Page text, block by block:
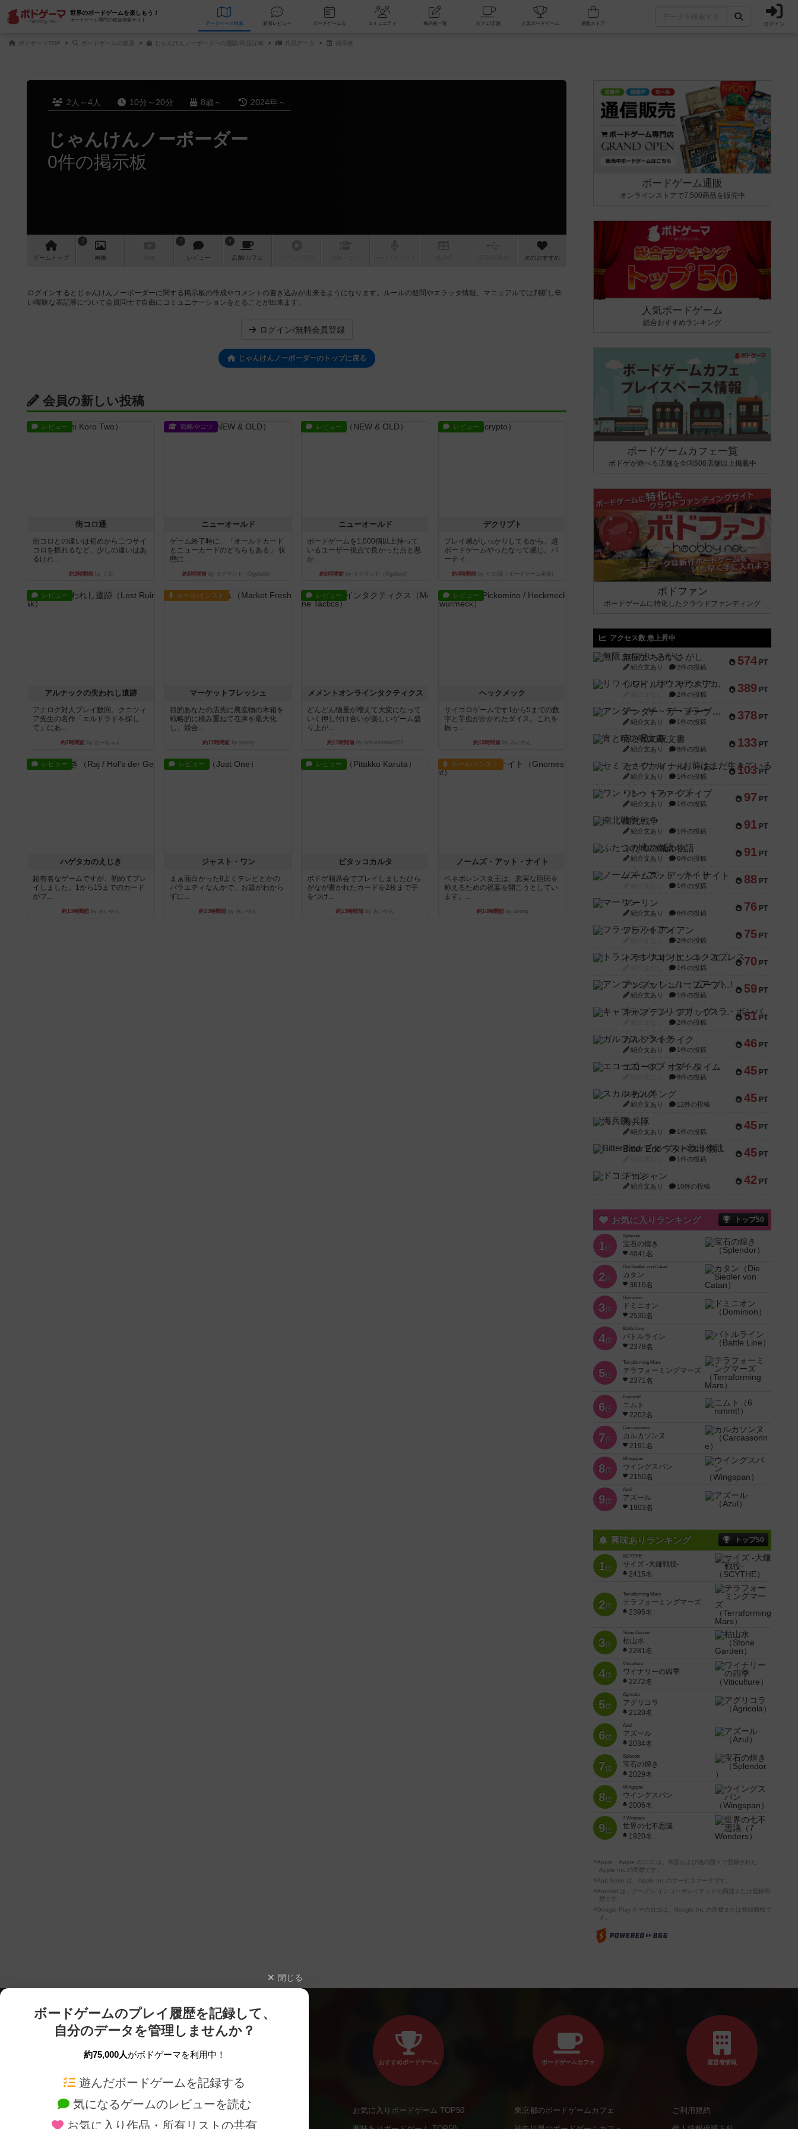
世界のボードゲームを楽しもう！
ボードゲーム専門の総合情報サイト
データベース 検索 新着レビュー ボードゲーム会 コミュニティ 掲示板一覧 カフェ/店舗 人気ボードゲーム ログイン
ボドゲーマTOP ボードゲームの検索 じゃんけんノーボーダーの通販/商品詳細 作品データ 掲示板
2人～4人 10分～20分 8歳～ 2024年～
じゃんけんノーボーダー
0件の掲示板
ゲーム トップ
2
画像
2
レビュー
8
店舗/カフェ 次のおすすめ
ログインするとじゃんけんノーボーダーに関する掲示板の作成やコメントの書き込みが出来るようになります。ルールの疑問やエラッタ情報、マニュアルでは判断し辛
い曖昧な表記等について会員同士で自由にコミュニケーションをとることが出来ます。
ログイン/無料会員登録
じゃんけんノーボーダーのトップに戻る
会員の新しい投稿
レビュー
街コロ通
街コロとの違いは初めから二つサイ
コロを振れるなど、少しの違いはあ
るけれ...
約2時間前by くみ
戦略やコツ
ニューオールド
ゲーム終了時に、「オールドカード
とニューカードのどちらもある」 状
態に...
約3時間前 by オグランド（Oguland）
レビュー
ニューオールド
ボードゲームを1,000個以上持って
いるユーザー視点で良かった点と悪
か...
約3時間前 by オグランド（Oguland）
レビュー
デクリプト
プレイ感がしっかりしてるから、超
ボードゲームやったなって感じ。パ
ーティ...
約4時間前by ヒロ(新！ボードゲーム家族)
レビュー
アルナックの失われし遺跡
アナログ対人プレイ数回。クニツィ
ア先生の名作「エルドラドを探し
て」にあ...
約7時間前 by おーちゃん
ルール/インスト
マーケットフレッシュ
目的あなたの店先に農産物の木箱を
戦略的に積み重ねて在庫を最大化
し、競合...
約11時間前by jurong
レビュー
メメントオンラインタクティクス
どんどん物量が増えて大変になって
いく押し付け合いが楽しいゲーム盛
り上が...
約11時間前 by nekomanma222
レビュー
ヘックメック
サイコロゲームです1から5までの数
字と芋虫がかかれたダイス。これを
振っ...
約13時間前 by みいやん
レビュー
ハゲタカのえじき
超有名なゲームですが、初めてプレ
イしました。1から15までのカード
がプ...
約13時間前 by みいやん
レビュー
ジャスト・ワン
まぁ面白かった‼️よくテレビとかの
バラエティなんかで、お題がわから
ずに...
約13時間前 by みいやん
レビュー
ピタッコカルタ
ボドゲ相席会でプレイしましたひら
がなが書かれたカードを2枚まで手
をつけ...
約13時間前 by みいやん
ルール/インスト
ノームズ・アット・ナイト
ベネボレンス女王は、忠実な臣民を
称えるための祝宴を開こうとしてい
ます。...
約14時間前by jurong
ボードゲーム通販
オンラインストアで7,500商品を販売中
人気ボードゲーム
総合おすすめランキング
ボードゲームカフェ一覧
ボドゲが遊べる店舗を全国500店舗以上掲載中
ボドファン
ボードゲームに特化したクラウドファンディング
アクセス数 急上昇中
574 PT
無限まちがいさがし
紹介文あり 2件の投稿
389 PT
リワイルド：サウスアメリカ
2件の投稿
378 PT
アンダー・ザ・テーブラー
紹介文あり 1件の投稿
133 PT
宵と暁の呪文書
紹介文あり 8件の投稿
103 PT
セミファイナル ～お前はまだ生きている～
紹介文あり 1件の投稿
97 PT
ワン・トゥ・ファイブ
紹介文あり 1件の投稿
91 PT
南北戦争
紹介文あり 1件の投稿
91 PT
ふたつの城の物語
紹介文あり 6件の投稿
88 PT
ノームズ・アット・ナイト
1件の投稿
76 PT
マーリン
紹介文あり 6件の投稿
75 PT
フラットアイアン
2件の投稿
70 PT
トランスオリエント・エクスプレス
1件の投稿
59 PT
アンブッシュ！：ムーブアウト！
紹介文あり 1件の投稿
51 PT
キャプテン・フリップ：イスラ・ボンバ
2件の投稿
46 PT
ガルフストライク
紹介文あり 1件の投稿
45 PT
エコーズ・オブ・タイム
8件の投稿
45 PT
スカルキング
紹介文あり 12件の投稿
45 PT
海兵隊
紹介文あり 1件の投稿
45 PT
Bitter End ブタペスト救出作戦
1件の投稿
42 PT
ドコジャン
紹介文あり 10件の投稿
お気に入りランキング トップ50
1位
Splendor
宝石の煌き
4041名
2位
Die Siedler von Catan
カタン
3616名
3位
Dominion
ドミニオン
2530名
4位
Battle Line
バトルライン
2378名
5位
Terraforming Mars
テラフォーミングマーズ
2371名
6位
6 nimmt!
ニムト
2202名
7位
Carcassonne
カルカソンヌ
2191名
8位
Wingspan
ウイングスパン
2150名
9位
Azul
アズール
1903名
興味ありランキング トップ50
1位
SCYTHE
サイズ -大鎌戦役-
2415名
2位
Terraforming Mars
テラフォーミングマーズ
2395名
3位
Stone Garden
枯山水
2281名
4位
Viticulture
ワイナリーの四季
2272名
5位
Agricola
アグリコラ
2120名
6位
Azul
アズール
2034名
7位
Splendor
宝石の煌き
2029名
8位
Wingspan
ウイングスパン
2006名
9位
7 Wonders
世界の七不思議
1920名
※Apple、Apple のロゴ は、米国および他の国々で登録された
Apple Inc.の商標です。
※App Store は、Apple Inc.のサービスマークです。
※Android は、グーグル インコーポレイテッドの商標または登録商
標です。
※Google Play とそのロゴは、Google Inc.の商標または登録商標で
す。
閉じる
ボードゲームのプレイ履歴を記録して、
自分のデータを管理しませんか？
約75,000人がボドゲーマを利用中！
遊んだボードゲームを記録する
気になるゲームのレビューを読む
お気に入り作品・所有リストの共有
ボードゲームを検索する 新作・再入荷情報
おすすめボードゲーム
お気に入りボードゲーム TOP50
ボードゲームカフェ
東京都のボードゲームカフェ
運営者情報
ご利用規約